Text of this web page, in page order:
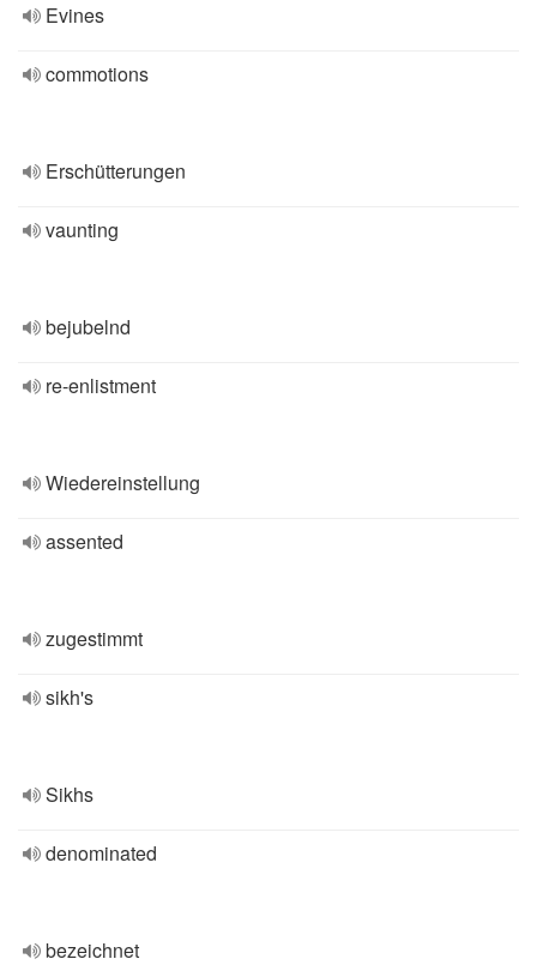
Evines
commotions
Erschütterungen
vaunting
bejubelnd
re-enlistment
Wiedereinstellung
assented
zugestimmt
sikh's
Sikhs
denominated
bezeichnet